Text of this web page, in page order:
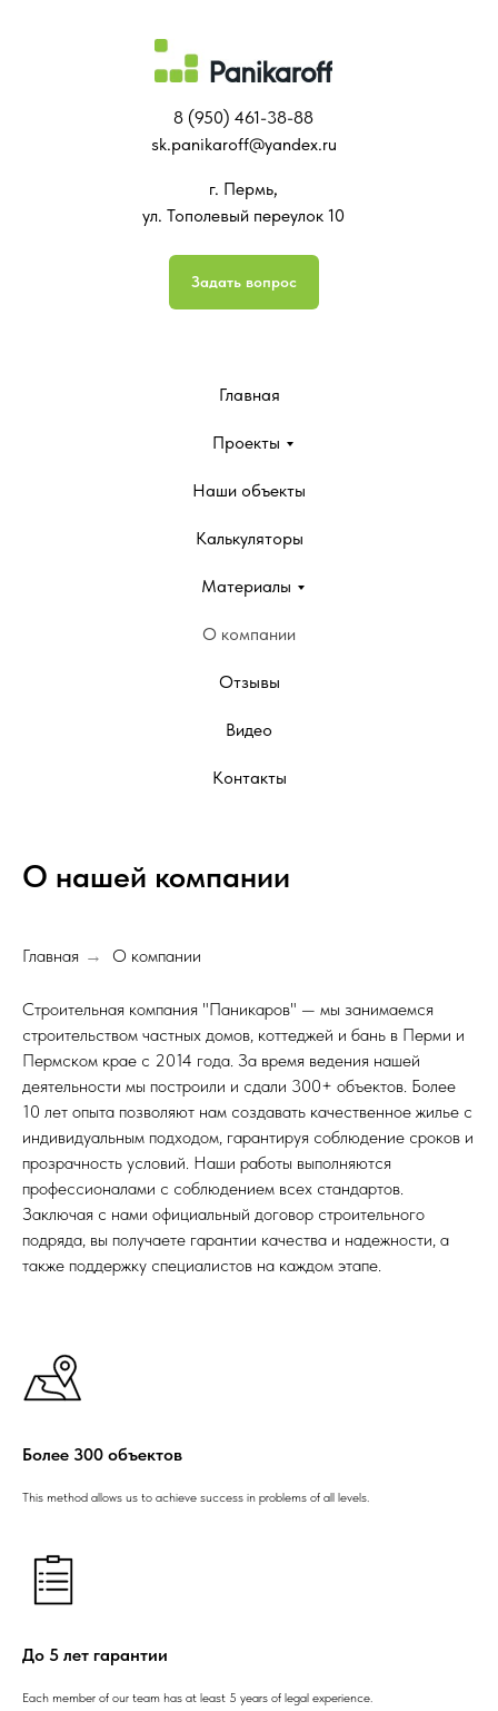
8 (950) 461-38-88
sk.panikaroff@yandex.ru
г. Пермь,
ул. Тополевый переулок 10
Задать вопрос
Главная
Проекты
Наши объекты
Калькуляторы
Материалы
О компании
Отзывы
Видео
Контакты
О нашей компании
Главная → О компании
Строительная компания "Паникаров" — мы занимаемся
строительством частных домов, коттеджей и бань в Перми и
Пермском крае с 2014 года. За время ведения нашей
деятельности мы построили и сдали 300+ объектов. Более
10 лет опыта позволяют нам создавать качественное жилье с
индивидуальным подходом, гарантируя соблюдение сроков и
прозрачность условий. Наши работы выполняются
профессионалами с соблюдением всех стандартов.
Заключая с нами официальный договор строительного
подряда, вы получаете гарантии качества и надежности, а
также поддержку специалистов на каждом этапе.
Более 300 объектов
This method allows us to achieve success in problems of all levels.
До 5 лет гарантии
Each member of our team has at least 5 years of legal experience.